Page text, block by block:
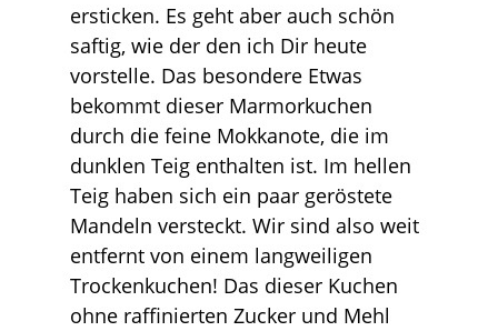
ersticken. Es geht aber auch schön
saftig, wie der den ich Dir heute
vorstelle. Das besondere Etwas
bekommt dieser Marmorkuchen
durch die feine Mokkanote, die im
dunklen Teig enthalten ist. Im hellen
Teig haben sich ein paar geröstete
Mandeln versteckt. Wir sind also weit
entfernt von einem langweiligen
Trockenkuchen! Das dieser Kuchen
ohne raffinierten Zucker und Mehl